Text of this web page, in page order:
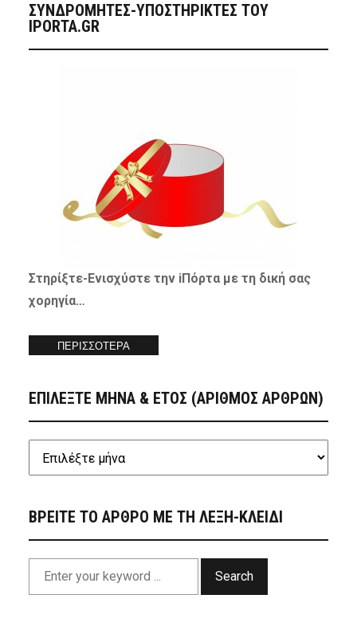
ΣΥΝΔΡΟΜΗΤΈΣ-ΥΠΟΣΤΗΡΙΚΤΈΣ ΤΟΥ
IPORTA.GR
Στηρίξτε- Ενισχύστετην iΠόρτα με τη δική σας
χορηγία…
ΠΕΡΙΣΣΟΤΕΡΑ
ΕΠΙΛΕΞΤΕ ΜΗΝΑ & ΕΤΟΣ (ΑΡΙΘΜΟΣ ΑΡΘΡΩΝ)
ΒΡΕΙΤΕ ΤΟ ΑΡΘΡΟ ΜΕ ΤΗ ΛΕΞΗ-ΚΛΕΙΔΙ
Search